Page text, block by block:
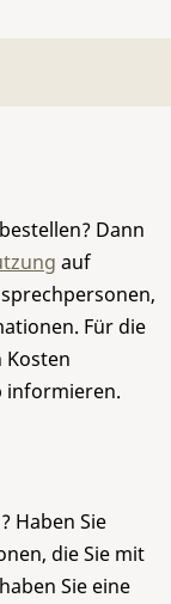
Dann
auf
Für die
informieren.
Haben Sie
die Sie mit
Sie eine